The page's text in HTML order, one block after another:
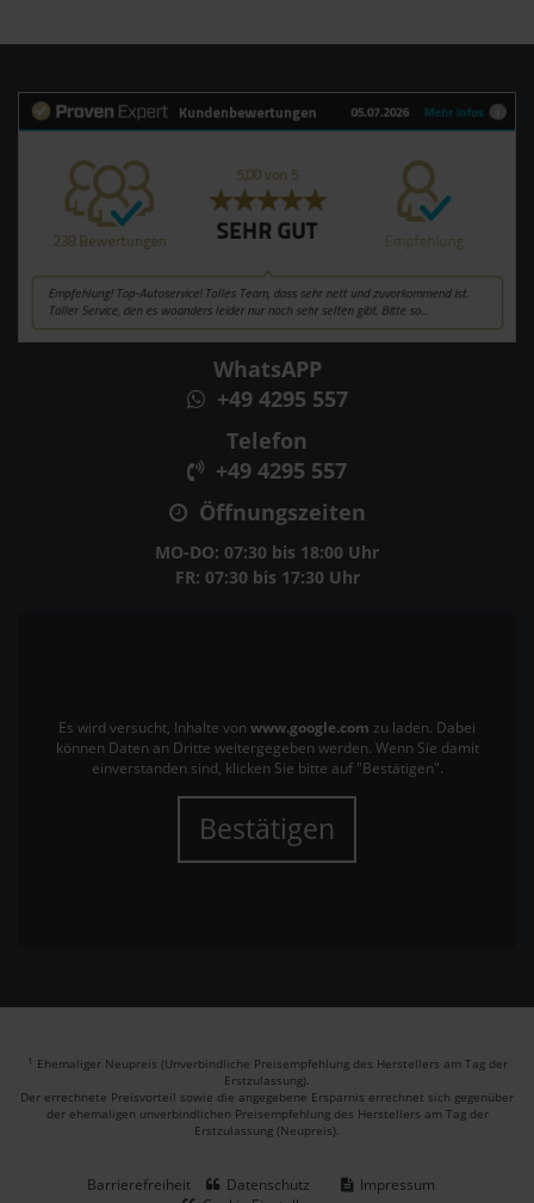
WhatsAPP
+49 4295 557
Telefon
+49 4295 557
Öffnungszeiten
MO-DO: 07:30 bis 18:00 Uhr
FR: 07:30 bis 17:30 Uhr
Es wird versucht, Inhalte von www.google.com zu laden. Dabei
können Daten an Dritte weitergegeben werden. Wenn Sie damit
einverstanden sind, klicken Sie bitte auf "Bestätigen".
Bestätigen
1 Ehemaliger Neupreis (Unverbindliche Preisempfehlung des Herstellers am Tag der
Erstzulassung).
Der errechnete Preisvorteil sowie die angegebene Ersparnis errechnet sich gegenüber
der ehemaligen unverbindlichen Preisempfehlung des Herstellers am Tag der
Erstzulassung (Neupreis).
Barrierefreiheit Datenschutz
Impressum